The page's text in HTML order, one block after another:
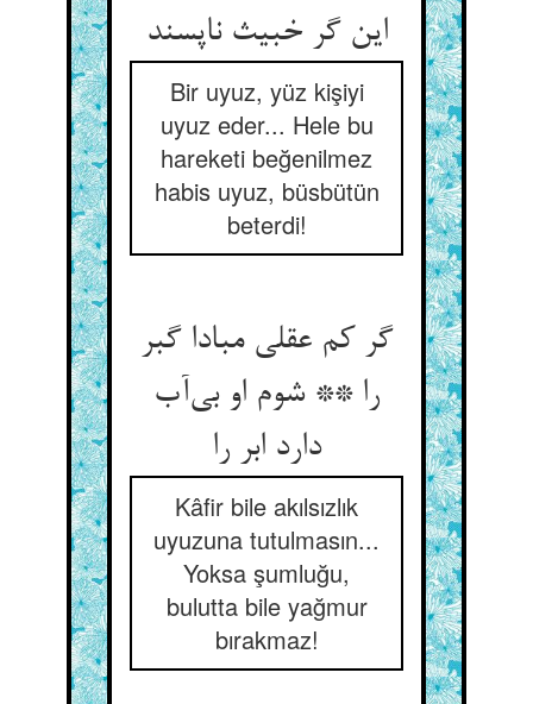
این گر خبیث ناپسند
Bir uyuz, yüz kişiyi
uyuz eder... Hele bu
hareketi beğenilmez
habis uyuz, büsbütün
beterdi!
گر کم عقلی مبادا گبر
را ** شوم او بی‌آب
دارد ابر را
Kâfir bile akılsızlık
uyuzuna tutulmasın...
Yoksa şumluğu,
bulutta bile yağmur
bırakmaz!